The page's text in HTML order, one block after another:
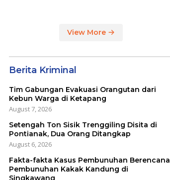
View More
Berita Kriminal
Tim Gabungan Evakuasi Orangutan dari
Kebun Warga di Ketapang
August 7, 2026
Setengah Ton Sisik Trenggiling Disita di
Pontianak, Dua Orang Ditangkap
August 6, 2026
Fakta-fakta Kasus Pembunuhan Berencana
Pembunuhan Kakak Kandung di
Singkawang